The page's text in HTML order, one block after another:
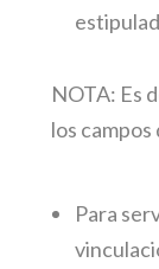
NOTA: Es
los campos
Para